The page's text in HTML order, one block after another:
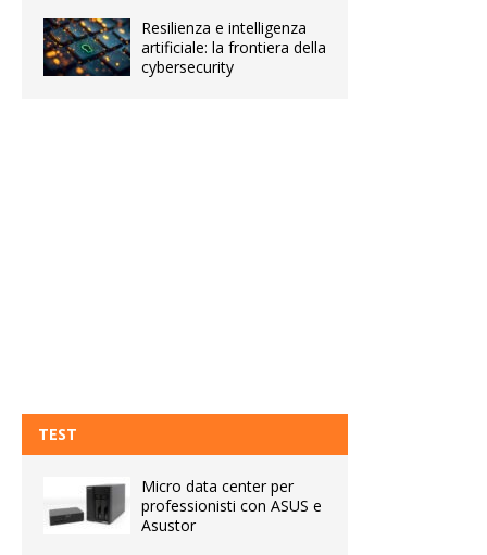
Resilienza e intelligenza
artificiale: la frontiera della
cybersecurity
TEST
Micro data center per
professionisti con ASUS e
Asustor